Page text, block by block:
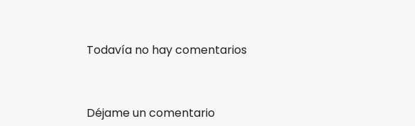
Todavía no hay comentarios
Déjame un comentario